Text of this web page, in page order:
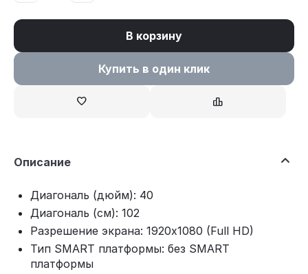
В корзину
Купить в один клик
Описание
Диагональ (дюйм): 40
Диагональ (см): 102
Разрешение экрана: 1920x1080 (Full HD)
Тип SMART платформы: без SMART
платформы